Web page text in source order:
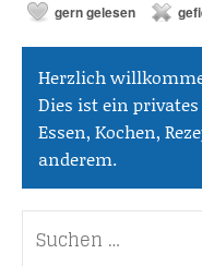
gern gelesen
Herzlich
Dies ist ein
Essen, Kochen,
anderem.